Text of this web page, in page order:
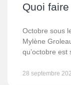
Quoi
Octobre sous
Mylène
qu’octobre est
28 septembre